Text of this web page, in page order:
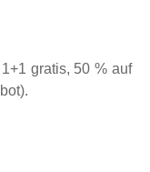
gratis, 50 % auf